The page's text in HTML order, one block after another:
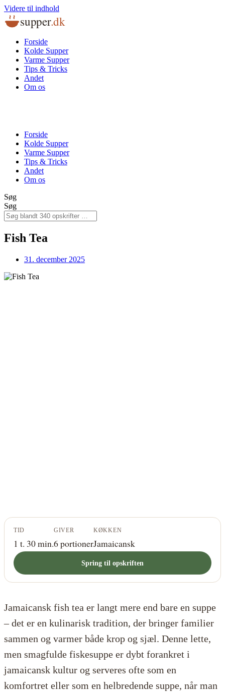
Videre til indhold
supper.dk
Forside
Kolde Supper
Varme Supper
Tips & Tricks
Andet
Om os
Forside
Kolde Supper
Varme Supper
Tips & Tricks
Andet
Om os
Søg
Søg
Fish Tea
31. december 2025
TID
1 t. 30 min.
GIVER
6 portioner
KØKKEN
Jamaicansk
Spring til opskriften
Jamaicansk fish tea er langt mere end bare en suppe
– det er en kulinarisk tradition, der bringer familier
sammen og varmer både krop og sjæl. Denne lette,
men smagfulde fiskesuppe er dybt forankret i
jamaicansk kultur og serveres ofte som en
komfortret eller som en helbredende suppe, når man